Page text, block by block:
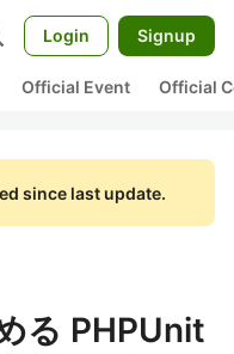
Login Signup
Official Event Official
since last update.
る PHPUnit